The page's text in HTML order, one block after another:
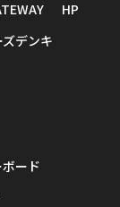
HP
ズデンキ
ード